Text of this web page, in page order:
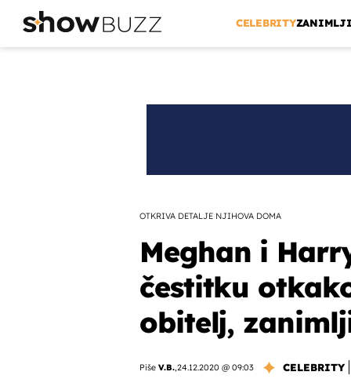
CELEBRITY
OTKRIVA DETALJE NJIHOVA DOMA
Meghan i
čestitku
obitelj,
Piše V.B.,24.12.2020 @ 09:03 CELEBRITY